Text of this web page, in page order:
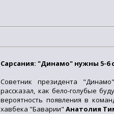
Сарсания: "Динамо" нужны 5-6
Советник президента
рассказал, как бело-голубые
вероятность появления в
хавбека "Баварии"Анатолия